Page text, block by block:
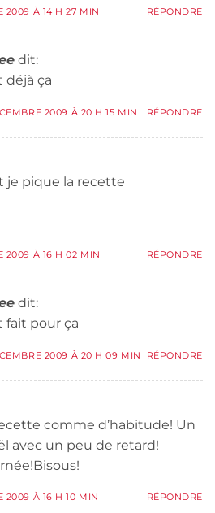
2009 À 14 H 27 MIN RÉPONDRE
dit:
déjà ça
2009 À 20 H 15 MIN RÉPONDRE
je pique la recette
2009 À 16 H 02 MIN RÉPONDRE
dit:
fait pour ça
2009 À 20 H 09 MIN RÉPONDRE
comme d’habitude! Un
avec un peu de retard!
2009 À 16 H 10 MIN RÉPONDRE